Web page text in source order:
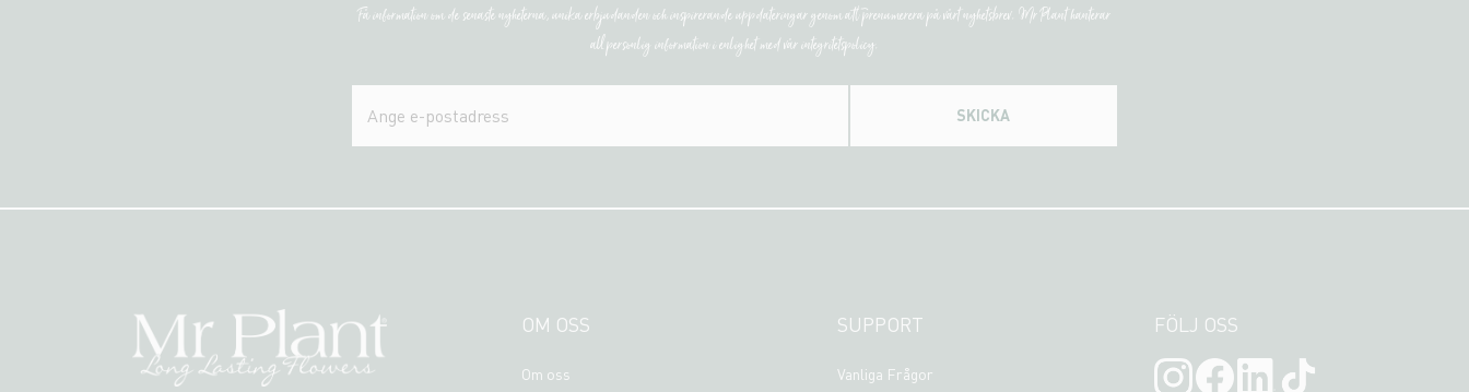
Få information om de senaste nyheterna, unika erbjudanden och inspirerande uppdateringar genom att prenumerera på vårt nyhetsbrev. Mr Plant hanterar
all personlig information i enlighet med vår integritetspolicy.
SKICKA
OM OSS
Om oss
SUPPORT
Vanliga Frågor
FÖLJ OSS